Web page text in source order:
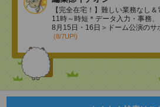
【完全在宅！】難しい業務なし
11時～時短＊データ入力・事務、
8月15日・16日＞ドーム公演のサ
(8/7UP!)